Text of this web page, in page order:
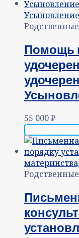
Помощь
55 000₽